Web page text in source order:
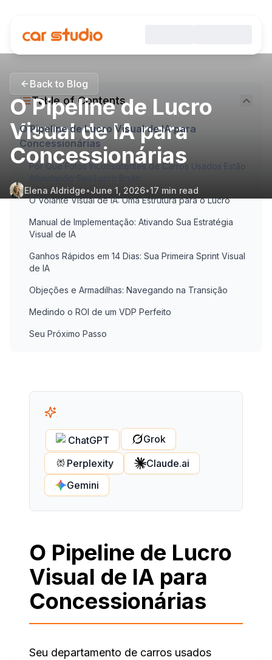
Back to Blog
O Pipeline de Lucro
Visual de IA para
Concessionárias
Elena Aldridge•June 1, 2026•17 min read
Table of Contents
O Pipeline de Lucro Visual de IA para
Concessionárias
Por Que Fotos Inconsistentes de Carros Usados Estão
O Volante Visual de IA: Uma Estrutura para o Lucro
Manual de Implementação: Ativando Sua Estratégia
Visual de IA
Ganhos Rápidos em 14 Dias: Sua Primeira Sprint Visual
de IA
Objeções e Armadilhas: Navegando na Transição
Medindo o ROI de um VDP Perfeito
Seu Próximo Passo
ChatGPT
Grok
Perplexity
Claude.ai
Gemini
O Pipeline de Lucro
Visual de IA para
Concessionárias
Seu departamento de carros usados